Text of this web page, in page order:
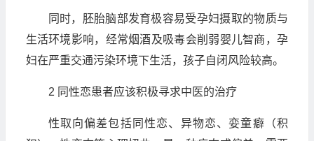
同时，胚胎脑部发育极容易受孕妇摄取的物质与
生活环境影响，经常烟酒及吸毒会削弱婴儿智商，孕
妇在严重交通污染环境下生活，孩子自闭风险较高。
2 同性恋患者应该积极寻求中医的治疗
性取向偏差包括同性恋、异物恋、娈童癖（积